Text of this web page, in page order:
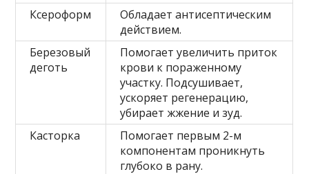
Ксероформ
Обладает антисептическим
действием.
Березовый
деготь
Помогает увеличить приток
крови к пораженному
участку. Подсушивает,
ускоряет регенерацию,
убирает жжение и зуд.
Касторка
Помогает первым 2-м
компонентам проникнуть
глубоко в рану.